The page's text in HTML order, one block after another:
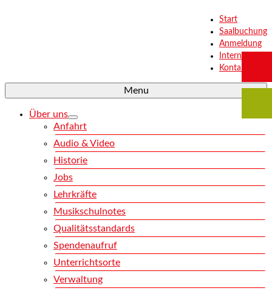
Start
Saalbuchung
Anmeldung
Intern
Kontakt
Menu
Über uns
Anfahrt
Audio & Video
Historie
Jobs
Lehrkräfte
Musikschulnotes
Qualitätsstandards
Spendenaufruf
Unterrichtsorte
Verwaltung